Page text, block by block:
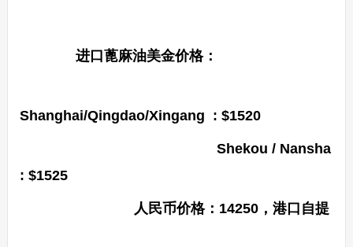
进口蓖麻油美金价格：
Shanghai/Qingdao/Xingang : $1520
Shekou / Nansha
: $1525
人民币价格：14250，港口自提